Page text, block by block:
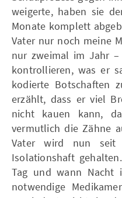
weigerte, haben sie
Monate komplett
Vater nur noch meine
nur zweimal im Jahr
kontrollieren, was er
kodierte Botschaften
erzählt, dass er viel
nicht kauen kann,
vermutlich die Zähne
Vater wird nun
Isolationshaft
Tag und wann Nacht
notwendige